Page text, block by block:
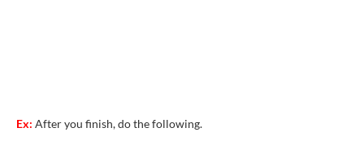
Ex: After you finish, do the following.